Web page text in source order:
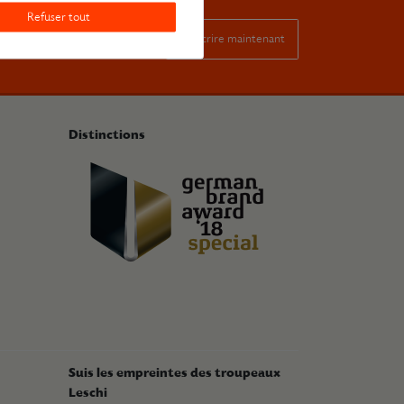
S’inscrire maintenant
Distinctions
Suis les empreintes des troupeaux
Leschi
Refuser tout